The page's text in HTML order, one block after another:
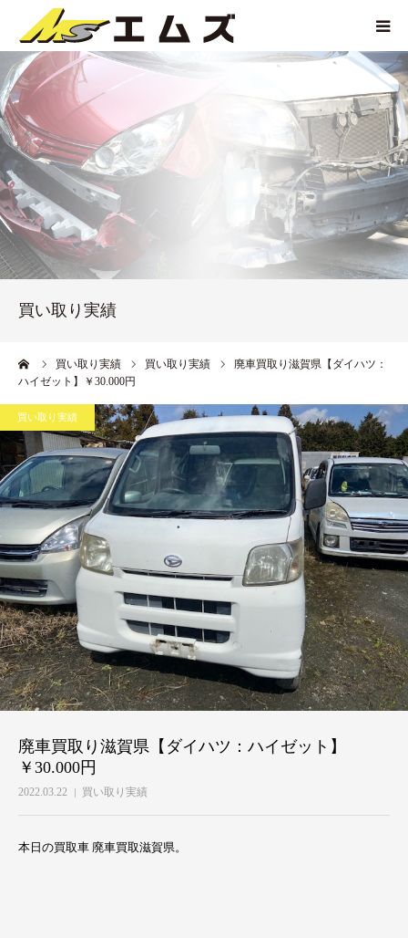
買い取り実績
買い取り実績 買い取り実績
廃車買取り滋賀県【ダイハツ：
ハイゼット】￥30.000円
買い取り実績
廃車買取り滋賀県【ダイハツ：ハイゼット】
￥30.000円
2022.03.22 買い取り実績
本日の買取車 廃車買取滋賀県。
HOME
企業紹介
サービス紹介
お問い合わせ